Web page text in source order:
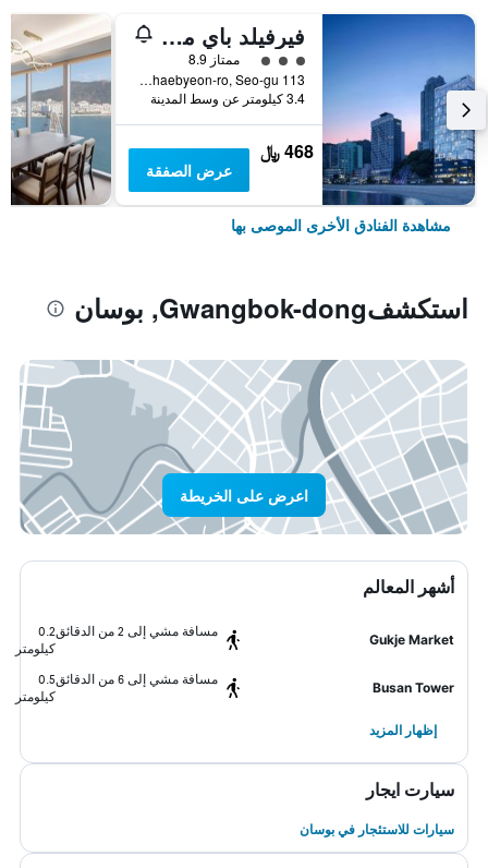
فيرفيلد باي ماريوت بوسان سونجدو بيتش
تقييم فئة 3ممتاز 8.9
113 Songdohaebyeon-ro, Seo-gu, بوسان, كوريا الجنوبية
3.4 كيلومتر عن وسط المدينة
468 ﷼
عرض الصفقة
مشاهدة الفنادق الأخرى الموصى بها
استكشفGwangbok-dong, بوسان
اعرض على الخريطة
أشهر المعالم
Gukje Market
مسافة مشي إلى 2 من الدقائق
0.2
كيلومتر
Busan Tower
مسافة مشي إلى 6 من الدقائق
0.5
كيلومتر
إظهار المزيد
سيارت ايجار
سيارات للاستئجار في بوسان